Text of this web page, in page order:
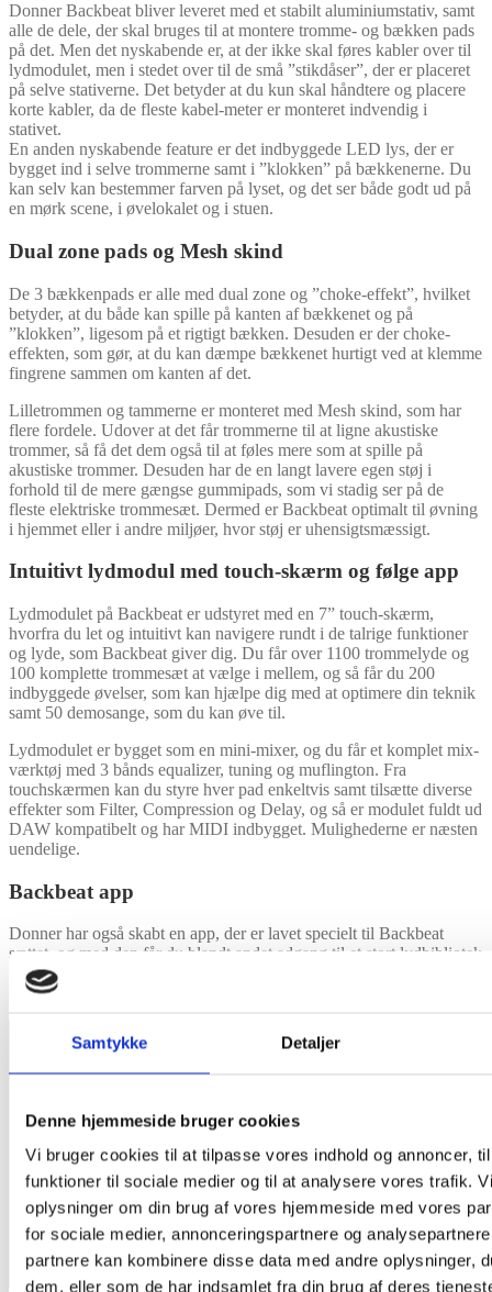
Samtykke Detaljer
Denne hjemmeside bruger cookies
Vi bruger cookies til at tilpasse vores indhold og annoncer,
funktioner til sociale medier og til at analysere vores trafik.
oplysninger om din brug af vores hjemmeside med vores
for sociale medier, annonceringspartnere og
partnere kan kombinere disse data med andre oplysninger,
dem, eller som de har indsamlet fra din brug af deres
Donner Backbeat bliver leveret med et stabilt aluminiumstativ, samt
alle de dele, der skal bruges til at montere tromme- og bækken pads
på det. Men det nyskabende er, at der ikke skal føres kabler over til
lydmodulet, men i stedet over til de små ”stikdåser”, der er placeret
på selve stativerne. Det betyder at du kun skal håndtere og placere
korte kabler, da de fleste kabel-meter er monteret indvendig i
stativet.
En anden nyskabende feature er det indbyggede LED lys, der er
bygget ind i selve trommerne samt i ”klokken” på bækkenerne. Du
kan selv kan bestemmer farven på lyset, og det ser både godt ud på
en mørk scene, i øvelokalet og i stuen.
Dual zone pads og Mesh skind
De 3 bækkenpads er alle med dual zone og ”choke-effekt”, hvilket
betyder, at du både kan spille på kanten af bækkenet og på
”klokken”, ligesom på et rigtigt bækken. Desuden er der choke-
effekten, som gør, at du kan dæmpe bækkenet hurtigt ved at klemme
fingrene sammen om kanten af det.
Lilletrommen og tammerne er monteret med Mesh skind, som har
flere fordele. Udover at det får trommerne til at ligne akustiske
trommer, så få det dem også til at føles mere som at spille på
akustiske trommer. Desuden har de en langt lavere egen støj i
forhold til de mere gængse gummipads, som vi stadig ser på de
fleste elektriske trommesæt. Dermed er Backbeat optimalt til øvning
i hjemmet eller i andre miljøer, hvor støj er uhensigtsmæssigt.
Intuitivt lydmodul med touch-skærm og følge app
Lydmodulet på Backbeat er udstyret med en 7” touch-skærm,
hvorfra du let og intuitivt kan navigere rundt i de talrige funktioner
og lyde, som Backbeat giver dig. Du får over 1100 trommelyde og
100 komplette trommesæt at vælge i mellem, og så får du 200
indbyggede øvelser, som kan hjælpe dig med at optimere din teknik
samt 50 demosange, som du kan øve til.
Lydmodulet er bygget som en mini-mixer, og du får et komplet mix-
værktøj med 3 bånds equalizer, tuning og muflington. Fra
touchskærmen kan du styre hver pad enkeltvis samt tilsætte diverse
effekter som Filter, Compression og Delay, og så er modulet fuldt ud
DAW kompatibelt og har MIDI indbygget. Mulighederne er næsten
uendelige.
Backbeat app
Donner har også skabt en app, der er lavet specielt til Backbeat
sættet, og med den får du blandt andet adgang til et stort lydbibliotek
med musik, som du kan spille til, men også funktioner, du kan bruge
til at optimere din teknik.